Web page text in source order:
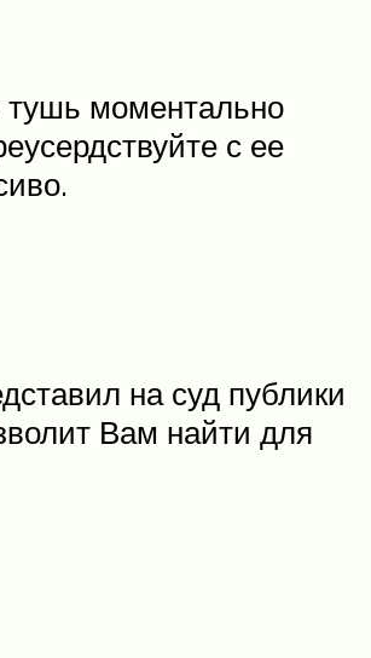
тушь моментально
с ее
на суд публики
Вам найти для